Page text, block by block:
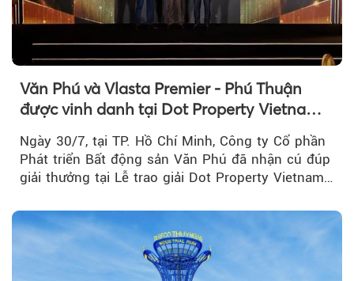
Văn Phú và Vlasta Premier - Phú Thuận
được vinh danh tại Dot Property Vietnam
Real Estate Awards 2026
Ngày 30/7, tại TP. Hồ Chí Minh, Công ty Cổ phần
Phát triển Bất động sản Văn Phú đã nhận cú đúp
giải thưởng tại Lễ trao giải Dot Property Vietnam